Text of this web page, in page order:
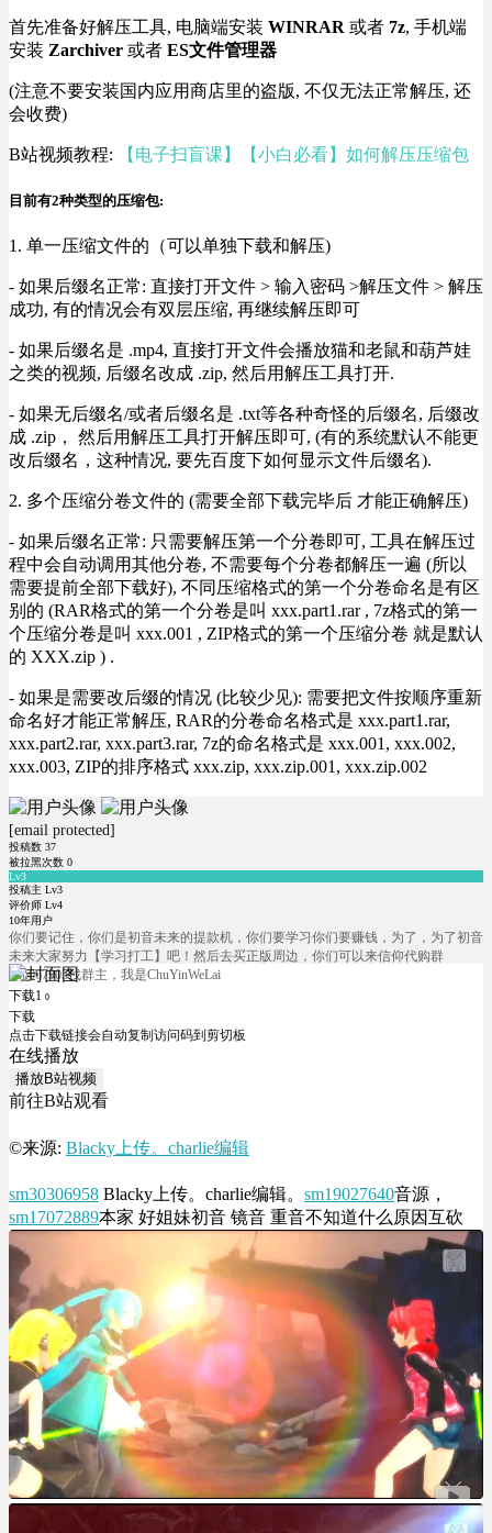
首先准备好解压工具, 电脑端安装 WINRAR 或者 7z, 手机端
安装 Zarchiver 或者 ES文件管理器
(注意不要安装国内应用商店里的盗版, 不仅无法正常解压, 还
会收费)
B站视频教程: 【电子扫盲课】【小白必看】如何解压压缩包
目前有2种类型的压缩包:
1. 单一压缩文件的（可以单独下载和解压)
- 如果后缀名正常: 直接打开文件 > 输入密码 >解压文件 > 解压
成功, 有的情况会有双层压缩, 再继续解压即可
- 如果后缀名是 .mp4, 直接打开文件会播放猫和老鼠和葫芦娃
之类的视频, 后缀名改成 .zip, 然后用解压工具打开.
- 如果无后缀名/或者后缀名是 .txt等各种奇怪的后缀名, 后缀改
成 .zip， 然后用解压工具打开解压即可, (有的系统默认不能更
改后缀名，这种情况, 要先百度下如何显示文件后缀名).
2. 多个压缩分卷文件的 (需要全部下载完毕后 才能正确解压)
- 如果后缀名正常: 只需要解压第一个分卷即可, 工具在解压过
程中会自动调用其他分卷, 不需要每个分卷都解压一遍 (所以
需要提前全部下载好), 不同压缩格式的第一个分卷命名是有区
别的 (RAR格式的第一个分卷是叫 xxx.part1.rar , 7z格式的第一
个压缩分卷是叫 xxx.001 , ZIP格式的第一个压缩分卷 就是默认
的 XXX.zip ) .
- 如果是需要改后缀的情况 (比较少见): 需要把文件按顺序重新
命名好才能正常解压, RAR的分卷命名格式是 xxx.part1.rar,
xxx.part2.rar, xxx.part3.rar, 7z的命名格式是 xxx.001, xxx.002,
xxx.003, ZIP的排序格式 xxx.zip, xxx.zip.001, xxx.zip.002
[email protected]
投稿数 37
被拉黑次数 0
Lv3
投稿主 Lv3
评价师 Lv4
10年用户
你们要记住，你们是初音未来的提款机，你们要学习你们要赚钱，为了，为了初音
未来大家努力【学习打工】吧！然后去买正版周边，你们可以来信仰代购群
566067905找群主，我是ChuYinWeLai
下载1 0
下载
点击下载链接会自动复制访问码到剪切板
在线播放
播放B站视频
前往B站观看
©来源: Blacky上传。charlie编辑
sm30306958 Blacky上传。charlie编辑。 sm19027640音源，
sm17072889本家 好姐妹初音 镜音 重音不知道什么原因互砍